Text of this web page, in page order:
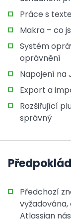
Práce s
Makra – co
Systém
oprávnění
Napojení na
Export a
Rozšiřující
správný
Předchozí
Atlassian